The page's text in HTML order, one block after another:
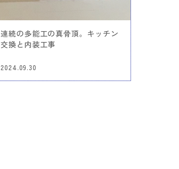
連続の多能工の真骨頂。キッチン
交換と内装工事
2024.09.30